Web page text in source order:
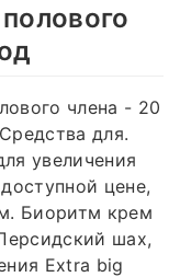
члена - 20
для.
увеличения
цене,
Биоритм крем
шах,
Extra big